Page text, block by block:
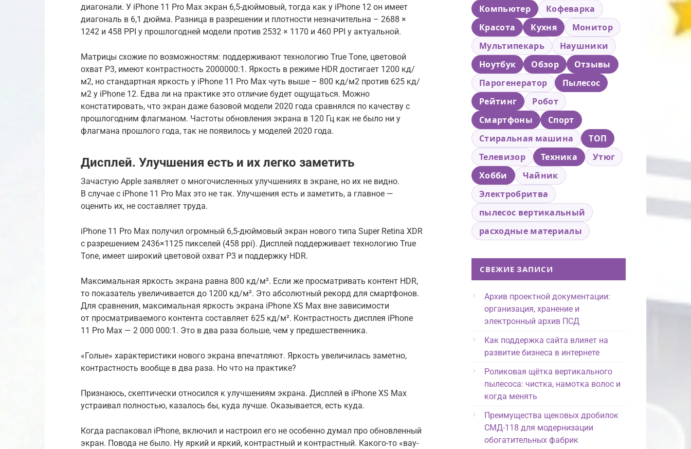
диагонали. У iPhone 11 Pro Max экран 6,5-дюймовый, тогда как у iPhone 12 он имеет
диагональ в 6,1 дюйма. Разница в разрешении и плотности незначительна – 2688 ×
1242 и 458 PPI у прошлогодней модели против 2532 × 1170 и 460 PPI у актуальной.
Матрицы схожие по возможностям: поддерживают технологию True Tone, цветовой
охват P3, имеют контрастность 2000000:1. Яркость в режиме HDR достигает 1200 кд/
м2, но стандартная яркость у iPhone 11 Pro Max чуть выше – 800 кд/м2 против 625 кд/
м2 у iPhone 12. Едва ли на практике это отличие будет ощущаться. Можно
констатировать, что экран даже базовой модели 2020 года сравнялся по качеству с
прошлогодним флагманом. Частоты обновления экрана в 120 Гц как не было ни у
флагмана прошлого года, так не появилось у моделей 2020 года.
Дисплей. Улучшения есть и их легко заметить
Зачастую Apple заявляет о многочисленных улучшениях в экране, но их не видно.
В случае с iPhone 11 Pro Max это не так. Улучшения есть и заметить, а главное —
оценить их, не составляет труда.
iPhone 11 Pro Max получил огромный 6,5-дюймовый экран нового типа Super Retina XDR
с разрешением 2436×1125 пикселей (458 ppi). Дисплей поддерживает технологию True
Tone, имеет широкий цветовой охват P3 и поддержку HDR.
Максимальная яркость экрана равна 800 кд/м². Если же просматривать контент HDR,
то показатель увеличивается до 1200 кд/м². Это абсолютный рекорд для смартфонов.
Для сравнения, максимальная яркость экрана iPhone XS Max вне зависимости
от просматриваемого контента составляет 625 кд/м². Контрастность дисплея iPhone
11 Pro Max — 2 000 000:1. Это в два раза больше, чем у предшественника.
«Голые» характеристики нового экрана впечатляют. Яркость увеличилась заметно,
контрастность вообще в два раза. Но что на практике?
Признаюсь, скептически относился к улучшениям экрана. Дисплей в iPhone XS Max
устраивал полностью, казалось бы, куда лучше. Оказывается, есть куда.
Когда распаковал iPhone, включил и настроил его не особенно думал про обновленный
экран. Повода не было. Ну яркий и яркий, контрастный и контрастный. Какого-то «вау-
Компьютер
Кофеварка
Красота
Кухня
Монитор
Мультипекарь
Наушники
Ноутбук
Обзор
Отзывы
Парогенератор
Пылесос
Рейтинг
Робот
Смартфоны
Спорт
Стиральная машина
ТОП
Телевизор
Техника
Утюг
Хобби
Чайник
Электробритва
пылесос вертикальный
расходные материалы
СВЕЖИЕ ЗАПИСИ
Архив проектной документации:
организация, хранение и
электронный архив ПСД
Как поддержка сайта влияет на
развитие бизнеса в интернете
Роликовая щётка вертикального
пылесоса: чистка, намотка волос и
когда менять
Преимущества щековых дробилок
СМД-118 для модернизации
обогатительных фабрик